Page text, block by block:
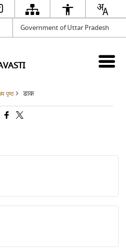
Government of Uttar Pradesh
पृष्ठ डाक